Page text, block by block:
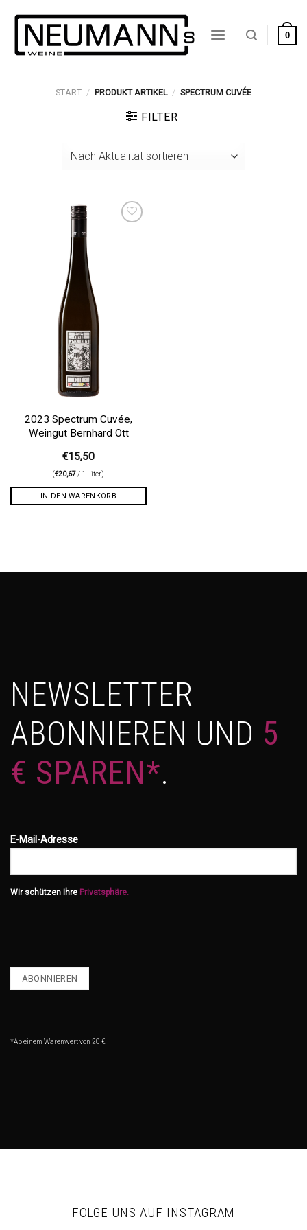
Inhalt
springen
0
START / PRODUKT ARTIKEL / SPECTRUM CUVÉE
FILTER
2023 Spectrum Cuvée,
Weingut Bernhard Ott
€15,50
(€20,67/ 1 Liter)
IN DEN WARENKORB
NEWSLETTER
ABONNIEREN UND 5
€ SPAREN*.
E-Mail-Adresse
Wir schützen Ihre Privatsphäre.
*Ab einem Warenwert von 20 €.
FOLGE UNS AUF INSTAGRAM